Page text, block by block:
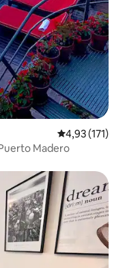
4,93 de uma
4,93 (171)
Madero